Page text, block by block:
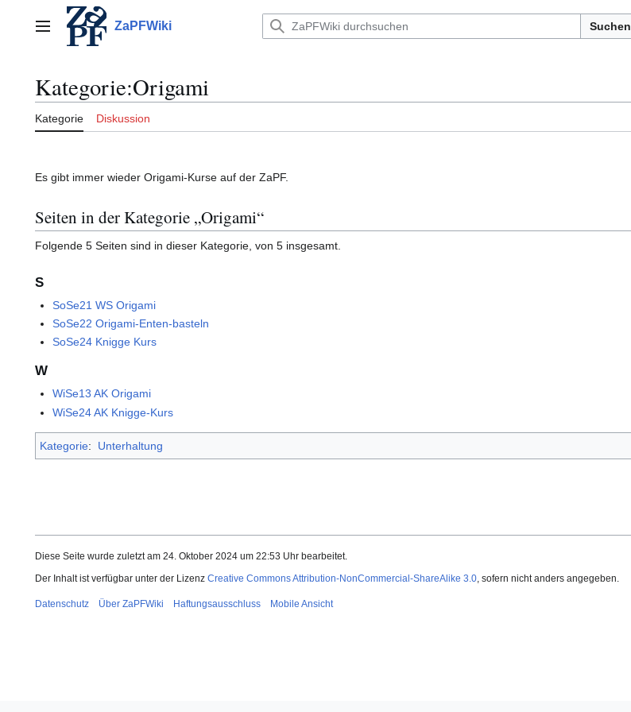
springenHauptmenü ZaPFWiki Suchen
Kategorie:Origami
Kategorie Diskussion
Es gibt immer wieder Origami-Kurse auf der ZaPF.
Seiten in der Kategorie „Origami“
Folgende 5 Seiten sind in dieser Kategorie, von 5 insgesamt.
S
SoSe21 WS Origami
SoSe22 Origami-Enten-basteln
SoSe24 Knigge Kurs
W
WiSe13 AK Origami
WiSe24 AK Knigge-Kurs
Kategorie: Unterhaltung
Diese Seite wurde zuletzt am 24. Oktober 2024 um 22:53 Uhr bearbeitet.
Der Inhalt ist verfügbar unter der Lizenz Creative Commons Attribution-NonCommercial-ShareAlike 3.0, sofern nicht anders angegeben.
Datenschutz Über ZaPFWiki Haftungsausschluss Mobile Ansicht